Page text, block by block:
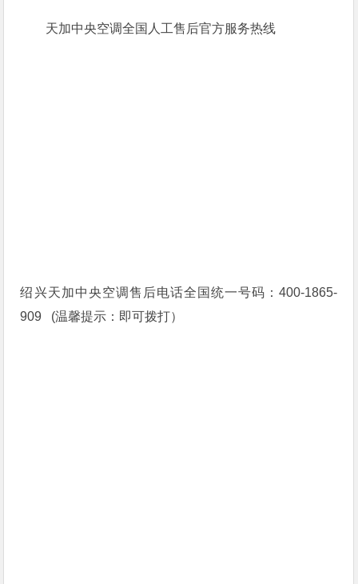
天加中央空调全国人工售后官方服务热线
绍兴天加中央空调售后电话全国统一号码：400-1865-
909 (温馨提示：即可拨打）